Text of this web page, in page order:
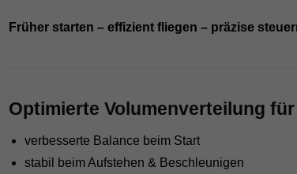
Früher starten – effizient fliegen – präzise
Optimierte Volumenverteilung
verbesserte Balance beim Start
stabil beim Aufstehen & Beschleunigen